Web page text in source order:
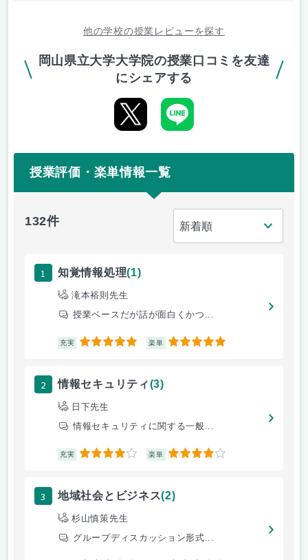
他の学校の授業レビューを探す
岡山県立大学大学院の授業口コミを友達
にシェアする
授業評価・楽単情報一覧
132件
1 知覚情報処理(1)
滝本裕則先生
授業ベースだが話が面白くかつ...
充実 5 楽単 5
2 情報セキュリティ(3)
日下先生
情報セキュリティに関する一般...
充実 4 楽単 4
3 地域社会とビジネス(2)
杉山慎策先生
グループディスカッション形式...